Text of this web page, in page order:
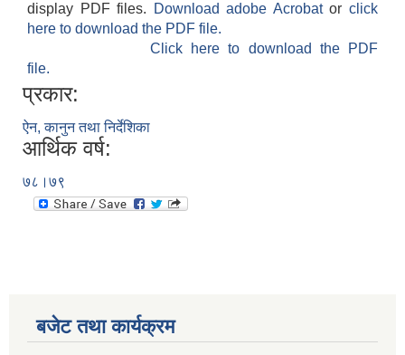
display PDF files.
Download adobe Acrobatorclick
here to download the PDF file.
Click here to download the PDF
file.
प्रकार:
ऐन, कानुन तथा निर्देशिका
आर्थिक वर्ष:
७८।७९
बजेट तथा कार्यक्रम